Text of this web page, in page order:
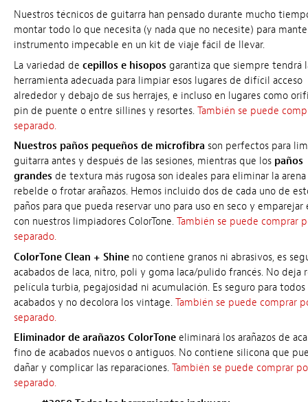
Nuestros técnicos de guitarra han pensado durante mucho
montar todo lo que necesita (y nada que no necesite) para
instrumento impecable en un kit de viaje fácil de llevar.
La variedad de cepillos e hisopos garantiza que siempre tendrá
herramienta adecuada para limpiar esos lugares de difícil acceso
alrededor y debajo de sus herrajes, e incluso en lugares como
pin de puente o entre sillines y resortes. También se puede
separado.
Nuestros paños pequeños de microfibra son perfectos para
guitarra antes y después de las sesiones, mientras que los paños
grandes de textura más rugosa son ideales para eliminar la arena
rebelde o frotar arañazos. Hemos incluido dos de cada uno de
paños para que pueda reservar uno para uso en seco y emparejar
con nuestros limpiadores ColorTone. También se puede comprar
separado.
ColorTone Clean + Shine no contiene granos ni abrasivos, es
acabados de laca, nitro, poli y goma laca/pulido francés. No deja
película turbia, pegajosidad ni acumulación. Es seguro para todos
acabados y no decolora los vintage. También se puede comprar
separado.
Eliminador de arañazos ColorTone eliminará los arañazos de
fino de acabados nuevos o antiguos. No contiene silicona que
dañar y complicar las reparaciones. También se puede comprar
separado.